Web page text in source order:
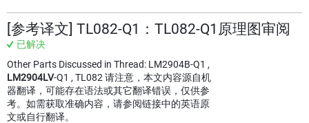
[参考译文] TL082-Q1：TL082-Q1原理图审阅
已解决
Other Parts Discussed in Thread: LM2904B-Q1 ,
LM2904LV-Q1 , TL082 请注意，本文内容源自机
器翻译，可能存在语法或其它翻译错误，仅供参
考。如需获取准确内容，请参阅链接中的英语原
文或自行翻译。